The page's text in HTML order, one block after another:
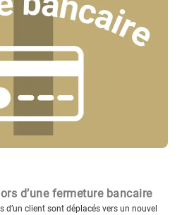
d’une fermeture bancaire
d’un client sont déplacés vers un nouvel